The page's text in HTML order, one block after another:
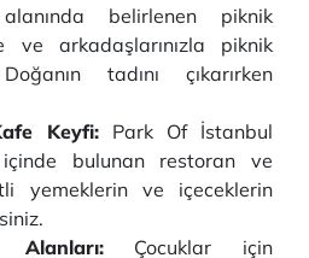
belirlenen piknik
ve arkadaşlarınızla piknik
tadını çıkarırken
Keyfi: Park Of İstanbul
bulunan restoran ve
yemeklerin ve içeceklerin
Çocuklar için